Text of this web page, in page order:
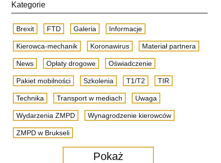
Kategorie
Brexit FTD Galeria Informacje
Kierowca-mechanik Koronawirus Materiał partnera
News Opłaty drogowe Oświadczenie
Pakiet mobilności Szkolenia T1/T2 TIR
Technika Transport w mediach Uwaga
Wydarzenia ZMPD Wynagrodzenie kierowców
ZMPD w Brukseli
Pokaż